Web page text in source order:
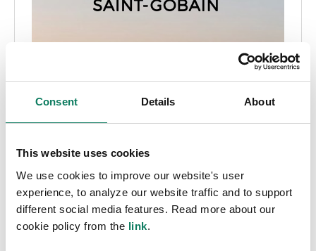
Consent Details About
This website uses cookies
We use cookies to improve our website's user
experience, to analyze our website traffic and to support
different social media features. Read more about our
cookie policy from the link.